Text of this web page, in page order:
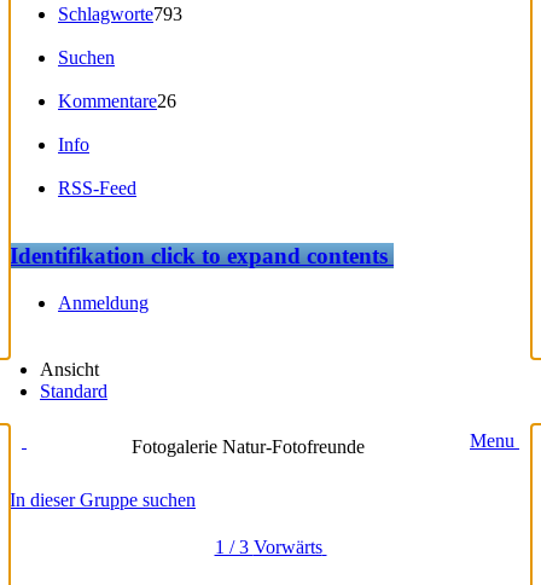
Schlagworte793
Suchen
Kommentare26
Info
RSS-Feed
Identifikationclick to expand contents
Anmeldung
Ansicht
Standard
Fotogalerie Natur-Fotofreunde Menu
In dieser Gruppe suchen
1 / 3 Vorwärts